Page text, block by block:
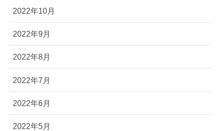
2022年10月
2022年9月
2022年8月
2022年7月
2022年6月
2022年5月